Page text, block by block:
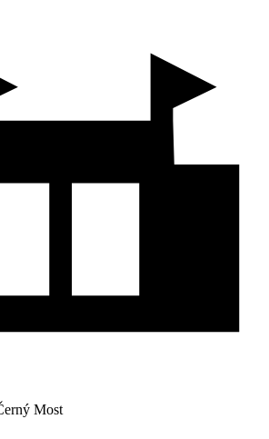
Most